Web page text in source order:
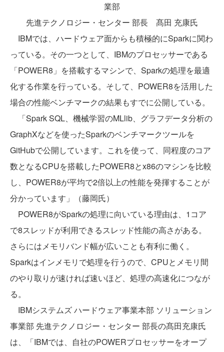
業部
先進テクノロジー・センター 部長 髙田 充康氏
IBMでは、ハードウェア面からも積極的にSparkに関わ
っている。その一つとして、IBMのプロセッサーである
「POWER8」を搭載するマシンで、Sparkの処理を最適
化する作業を行っている。そして、POWER8を活用した
場合の性能ベンチマークの結果もすでに公開している。
「Spark SQL、機械学習のMLlib、グラフデータ分析の
GraphXなどを使ったSparkのベンチマークツールを
GitHubで公開しています。これを使って、同程度のコア
数となるCPUを搭載したPOWER8とx86のマシンを比較
し、POWER8が平均で2倍以上の性能を発揮することが
分かっています」（藤岡氏）
POWER8がSparkの処理に向いている理由は、1コア
で8スレッドが利用できるスレッド性能の高さがある。
さらにはメモリバンド幅が広いことも有利に働く。
Sparkはインメモリで処理を行うので、CPUとメモリ間
のやり取りが速ければ速いほど、処理の高速化につなが
る。
IBMシステムズ ハードウェア事業本部 ソリューション
事業部 先進テクノロジー・センター 部長の髙田充康氏
は、「IBMでは、自社のPOWERプロセッサーをオープ